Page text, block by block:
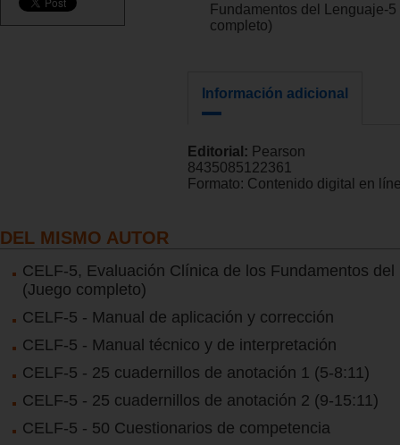
Fundamentos del Lenguaje-5
completo)
Información adicional
Editorial: Pearson
8435085122361
Formato: Contenido digital en
DEL MISMO AUTOR
CELF-5, Evaluación Clínica de los Fundamentos del
(Juego completo)
CELF-5 - Manual de aplicación y corrección
CELF-5 - Manual técnico y de interpretación
CELF-5 - 25 cuadernillos de anotación 1 (5-8:11)
CELF-5 - 25 cuadernillos de anotación 2 (9-15:11)
CELF-5 - 50 Cuestionarios de competencia